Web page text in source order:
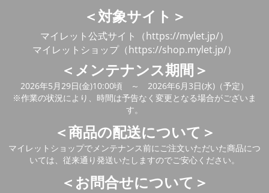
＜対象サイト＞
マイレット公式サイト（https://mylet.jp/）
マイレットショップ（https://shop.mylet.jp/）
＜メンテナンス期間＞
2026年5月29日(金)10:00頃 ～ 2026年6月3日(水)（予定）
※作業の状況により、時間は予告なく変更となる場合がございま
す。
＜商品の配送について＞
マイレットショップでメンテナンス前にご注文いただいた商品につ
いては、従来通り発送いたしますのでご安心ください。
＜お問合せについて＞